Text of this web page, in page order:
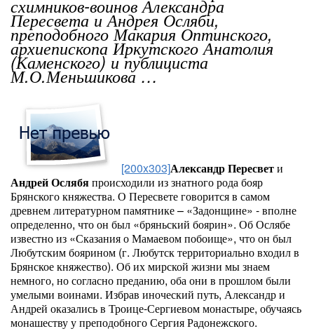
схимников-воинов Александра
Пересвета и Андрея Осляби,
преподобного Макария Оптинского,
архиепископа Иркутского Анатолия
(Каменского) и публициста
М.О.Меньшикова …
[200x303]Александр Пересвети
Андрей Ослябяпроисходили из знатного рода бояр
Брянского княжества. О Пересвете говорится в самом
древнем литературном памятнике – «Задонщине» - вполне
определенно, что он был «бряньский боярин». Об Ослябе
известно из «Сказания о Мамаевом побоище», что он был
Любутским боярином (г. Любутск территориально входил в
Брянское княжество). Об их мирской жизни мы знаем
немного, но согласно преданию, оба они в прошлом были
умелыми воинами. Избрав иноческий путь, Александр и
Андрей оказались в Троице-Сергиевом монастыре, обучаясь
монашеству у преподобного Сергия Радонежского.